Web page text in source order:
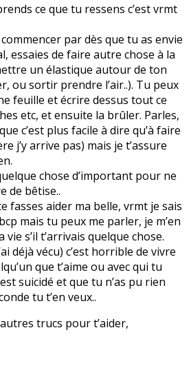
ce que tu ressens c’est vrmt
par dès que tu as envie
essaies de faire autre chose à la
un élastique autour de ton
ou sortir prendre l’air..). Tu peux
feuille et écrire dessus tout ce
etc, et ensuite la brûler. Parles,
c’est plus facile à dire qu’à faire
j’y arrive pas) mais je t’assure
chose d’important pour ne
de bêtise..
fasses aider ma belle, vrmt je sais
mais tu peux me parler, je m’en
s’il t’arrivais quelque chose.
déjà vécu) c’est horrible de vivre
que t’aime ou avec qui tu
suicidé et que tu n’as pu rien
tu t’en veux..
trucs pour t’aider,